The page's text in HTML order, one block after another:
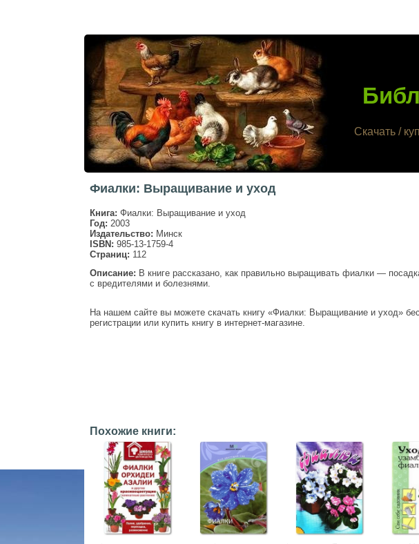
Скачать /
Фиалки: Выращивание и уход
Книга: Фиалки: Выращивание и уход
Год: 2003
Издательство: Минск
ISBN: 985-13-1759-4
Страниц: 112
Описание: В книге рассказано, как правильно выращивать фиалки —
с вредителями и болезнями.
На нашем сайте вы можете скачать книгу «Фиалки: Выращивание и уход»
регистрации или купить книгу в интернет-магазине.
Похожие книги: